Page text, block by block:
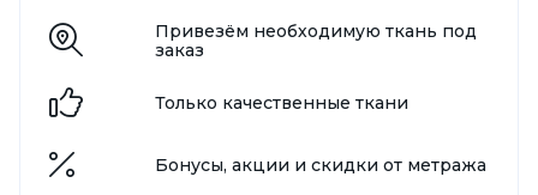
Привезём необходимую ткань под
заказ
Только качественные ткани
Бонусы, акции и скидки от метража